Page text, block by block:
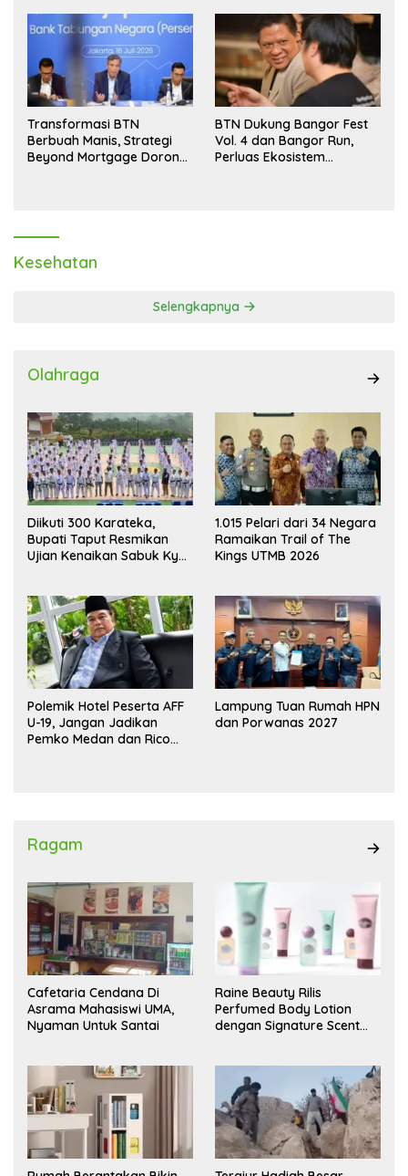
Transformasi BTN
Berbuah Manis, Strategi
Beyond Mortgage Dorong
BTN Dukung Bangor Fest
Vol. 4 dan Bangor Run,
Perluas Ekosistem
Kesehatan
Selengkapnya
Olahraga
Diikuti 300 Karateka,
Bupati Taput Resmikan
Ujian Kenaikan Sabuk Kyu
1.015 Pelari dari 34 Negara
Ramaikan Trail of The
Kings UTMB 2026
Polemik Hotel Peserta AFF
U-19, Jangan Jadikan
Pemko Medan dan Rico
Lampung Tuan Rumah HPN
dan Porwanas 2027
Ragam
Cafetaria Cendana Di
Asrama Mahasiswi UMA,
Nyaman Untuk Santai
Raine Beauty Rilis
Perfumed Body Lotion
dengan Signature Scent